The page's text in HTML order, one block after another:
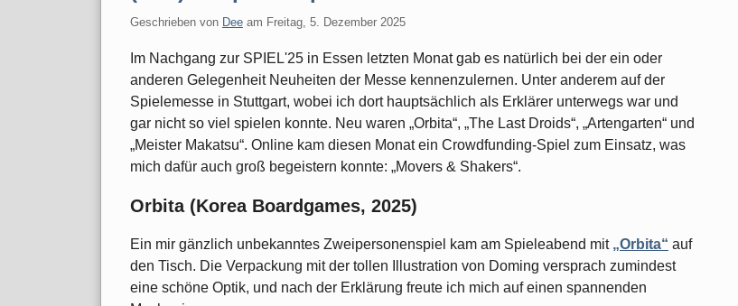
Geschrieben von Dee am Freitag, 5. Dezember 2025
Im Nachgang zur SPIEL'25 in Essen letzten Monat gab es natürlich bei der ein oder
anderen Gelegenheit Neuheiten der Messe kennenzulernen. Unter anderem auf der
Spielemesse in Stuttgart, wobei ich dort hauptsächlich als Erklärer unterwegs war und
gar nicht so viel spielen konnte. Neu waren „Orbita“, „The Last Droids“, „Artengarten“ und
„Meister Makatsu“. Online kam diesen Monat ein Crowdfunding-Spiel zum Einsatz, was
mich dafür auch groß begeistern konnte: „Movers & Shakers“.
Orbita (Korea Boardgames, 2025)
Ein mir gänzlich unbekanntes Zweipersonenspiel kam am Spieleabend mit „Orbita“ auf
den Tisch. Die Verpackung mit der tollen Illustration von Doming versprach zumindest
eine schöne Optik, und nach der Erklärung freute ich mich auf einen spannenden